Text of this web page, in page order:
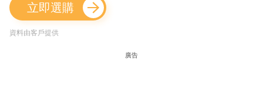
立即選購
資料由客戶提供
廣告